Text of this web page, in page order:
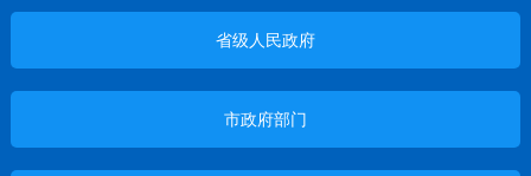
省级人民政府
市政府部门